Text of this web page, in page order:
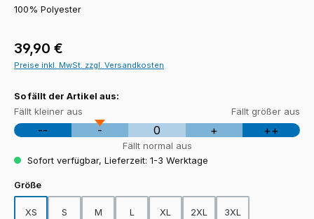
100% Polyester
Regulärer Preis:
39,90 €
Preise inkl. MwSt. zzgl. Versandkosten
So fällt der Artikel aus:
Fällt kleiner aus Fällt größer aus
-- - 0 + ++
Fällt normal aus
Sofort verfügbar, Lieferzeit: 1-3 Werktage
Größeauswählen
XS S M L XL 2XL 3XL